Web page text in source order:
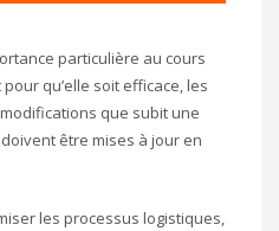
particulière au cours
qu’elle soit efficace, les
que subit une
être mises à jour en
les processus logistiques,